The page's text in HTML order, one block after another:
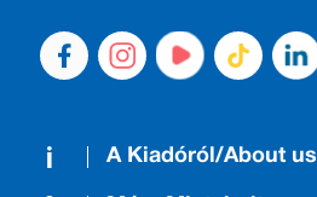
A Kiadóról/About us